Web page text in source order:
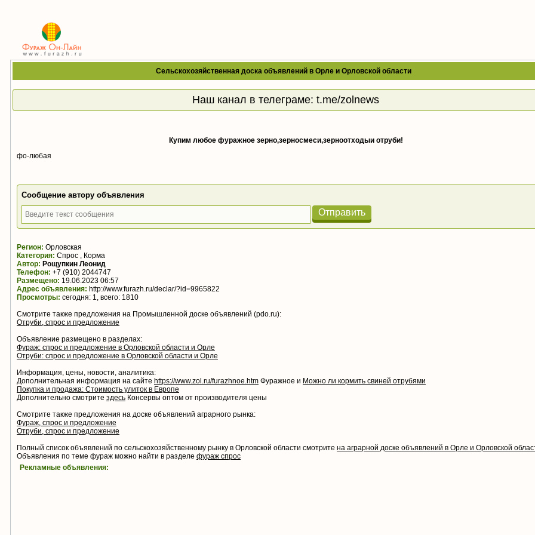
Сельскохозяйственная доска объявлений в Орле и Орловской области
Наш канал в телеграме: t.me/zolnews
Купим любое фуражное зерно,зерносмеси,зерноотходыи отруби!
фо-любая
Сообщение автору объявления
Отправить
Регион: Орловская
Категория: Спрос , Корма
Автор: Рощупкин Леонид
Телефон: +7 (910) 2044747
Размещено: 19.06.2023 06:57
Адрес объявления: http://www.furazh.ru/declar/?id=9965822
Просмотры: сегодня: 1, всего: 1810
Смотрите также предложения на Промышленной доске объявлений (pdo.ru):
Отруби, спрос и предложение
Объявление размещено в разделах:
Фураж: спрос и предложение в Орловской области и Орле
Отруби: спрос и предложение в Орловской области и Орле
Информация, цены, новости, аналитика:
Дополнительная информация на сайте https://www.zol.ru/furazhnoe.htm Фуражное и Можно ли кормить свиней отрубями
Покупка и продажа: Стоимость улиток в Европе
Дополнительно смотрите здесь Консервы оптом от производителя цены
Смотрите также предложения на доске объявлений аграрного рынка:
Фураж, спрос и предложение
Отруби, спрос и предложение
Полный список объявлений по сельскохозяйственному рынку в Орловской области смотрите на аграрной доске объявлений в Орле и Орловской
Объявления по теме фураж можно найти в разделе фураж спрос
Рекламные объявления: